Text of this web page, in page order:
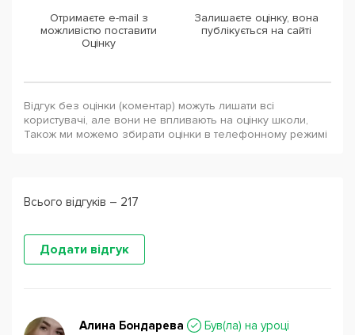
Отримаєте e-mail з
можливістю поставити
Оцінку
Залишаєте оцінку, вона
публікується на сайті
Відгук без оцінки (коментар) можуть лишати всі
користувачі, але вони не впливають на оцінку школи,
Також ми можемо збирати оцінки в телефонному режимі
Всього відгуків – 217
Додати відгук
Алина Бондарева Був(ла) на уроці